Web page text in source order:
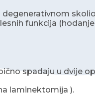
funkcija
spadaju u dvije
laminektomija ).